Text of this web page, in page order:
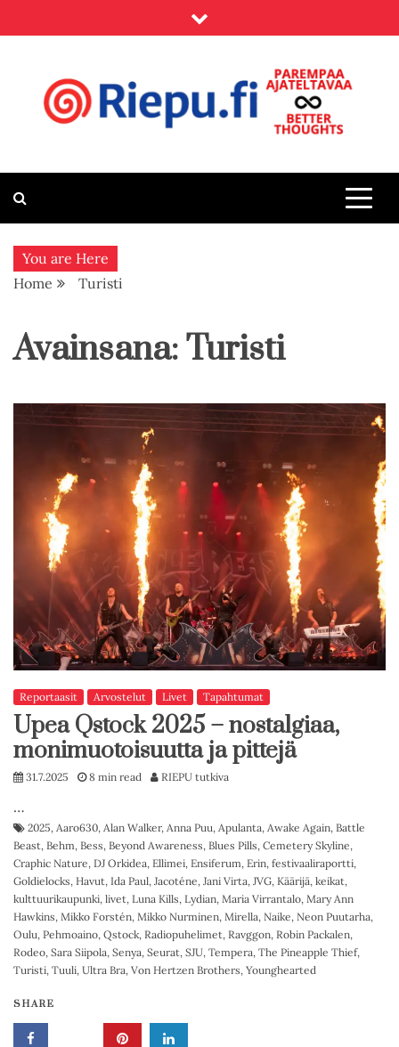
to
Riepu.fi
You are Here
Home
Turisti
Avainsana:Turisti
Reportaasit Arvostelut Livet Tapahtumat
Upea Qstock 2025 – nostalgiaa,
monimuotoisuutta ja pittejä
31.7.2025 8 min read RIEPU tutkiva
…
2025, Aaro630, Alan Walker, Anna Puu, Apulanta, Awake Again, Battle
Beast, Behm, Bess, Beyond Awareness, Blues Pills, Cemetery Skyline,
Craphic Nature, DJ Orkidea, Ellimei, Ensiferum, Erin, festivaaliraportti,
Goldielocks, Havut, Ida Paul, Jacoténe, Jani Virta, JVG, Käärijä, keikat,
kulttuurikaupunki, livet, Luna Kills, Lydian, Maria Virrantalo, Mary Ann
Hawkins, Mikko Forstén, Mikko Nurminen, Mirella, Naike, Neon Puutarha,
Oulu, Pehmoaino, Qstock, Radiopuhelimet, Ravggon, Robin Packalen,
Rodeo, Sara Siipola, Senya, Seurat, SJU, Tempera, The Pineapple Thief,
Turisti, Tuuli, Ultra Bra, Von Hertzen Brothers, Younghearted
SHARE